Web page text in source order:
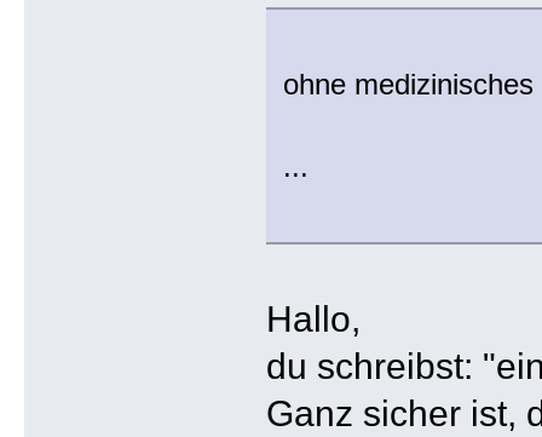
ohne
...
Hallo,
du schreibst:
Ganz sicher ist,